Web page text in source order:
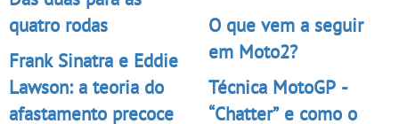
quatro rodas
Frank Sinatra e Eddie
Lawson: a teoria do
afastamento precoce
O que vem a seguir
em Moto2?
Técnica MotoGP -
“Chatter” e como o